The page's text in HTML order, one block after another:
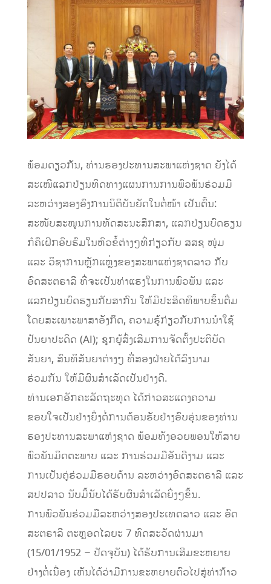
ພ້ອມດຽວກັນ, ທ່ານຮອງປະທານສະພາແຫ່ງຊາດ ຍັງໄດ້
ສະ​ເໜີແລກປ່ຽນ​ທິດທາງແຜນການ​ການ​ພົວພັນຮ່ວມ​ມື
ລະຫວ່າງສອງອົງການນິຕິບັນຍັດໃນ​ຕໍ່ໜ້າ ເປັນຕົ້ນ:
ສະໜັບສະໜູນການທັດສະນະສຶກສາ, ແລກປ່ຽນບົດຮຽນ
ກໍຄືເຝິກອົບຮົມໃນຫົວຂໍ້ຕ່າງໆທີ່ກ່ຽວກັບ ສສຊ ໜຸ່ມ
ແລະ ວິຊາການຫຼັກແຫຼ່ງຂອງສະພາແຫ່ງຊາດລາວ ກັບ
ອົດສະຕຣາລີ ທີ່ຈະເປັນທ່າແຮງໃນການພົວພັນ ແລະ
ແລກປ່ຽນບົດຮຽນກັບສາກົນ ໃຫ້ມີປະສິດທິພາບຂຶ້ນຕື່ມ
ໂດຍສະເພາະພາສາອັງກິດ, ຄວາມຮູ້ກ່ຽວກັບການນໍາໃຊ້
ປັນຍາປະດິດ (AI); ຊຸກຍູ້ສົ່ງເສີມການຈັດຕັ້ງປະຕິບັດ
ສັນຍາ, ​ສົນທິສັນຍາຕ່າງໆ ທີ່ສອງຝ່າຍໄດ້ລົງນາມ
ຮ່ວມກັນ ໃຫ້ມີຜົນສຳເລັດເປັນຢ່າງດີ.
ທ່ານເອກອັກຄະລັດຖະທູດ ໄດ້ກ່າວສະແດງຄວາມ
ຂອບໃຈເປັນຢ່າງຍິ່ງຕໍ່ການຕ້ອນຮັບຢ່າງອົບອຸ່ນຂອງທ່ານ
ຮອງປະທານສະພາແຫ່ງຊາດ ພ້ອມທັງອວຍພອນໃຫ້ສາຍ
ພົວພັນມິດຕະພາບ ແລະ ການຮ່ວມມືອັນດີງາມ ແລະ
ການເປັນຄູ່ຮ່ວມມືຮອບດ້ານ ລະຫວ່າງອົດສະຕຣາລີ ແລະ
ສປປລາວ ນັບມື້ນັບໄດ້ຮັບຜົນສຳເລັດຍິ່ງໆຂຶ້ນ.
ການພົວພັນຮ່ວມມືລະຫວ່າງສອງປະເທດລາວ ແລະ ອົດ
ສະຕຣາລີ ຕະຫຼອດໄລຍະ 7 ທົດສະວັດຜ່ານມາ
(15/01/1952 – ປັດຈຸບັນ) ໄດ້ຮັບການເສີມຂະຫຍາຍ
ຢ່າງຕໍ່ເນື່ອງ ເຫັນໄດ້ວ່າມີການຂະຫຍາຍຕົວໄປສູ່ທ່າກ້າວ